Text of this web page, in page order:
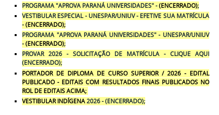
PROGRAMA "APROVA PARANÁ UNIVERSIDADES" -(ENCERRADO);
VESTIBULAR ESPECIAL - UNESPAR/UNIUV - EFETIVE SUA MATRÍCULA
-(ENCERRADO);
PROGRAMA "APROVA PARANÁ UNIVERSIDADES" - UNESPAR/UNIUV
-(ENCERRADO);
PROVAR 2026 - SOLICITAÇÃO DE MATRÍCULA - CLIQUE AQUI
(ENCERRADO);
PORTADOR DE DIPLOMA DE CURSO SUPERIOR / 2026 - EDITAL
PUBLICADO - EDITAIS COM RESULTADOS FINAIS PUBLICADOS NO
ROL DE EDITAIS ACIMA;
VESTIBULAR INDÍGENA2026 - (ENCERRADO);